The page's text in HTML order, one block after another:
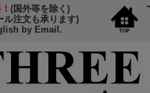
(国外等を除く)
ル注文も承ります)
by Email.